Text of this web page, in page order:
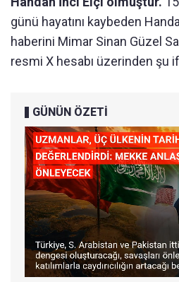
günü hayatını kaybeden
haberini Mimar Sinan Güzel
resmi X hesabı üzerinden şu
GÜNÜN ÖZETİ